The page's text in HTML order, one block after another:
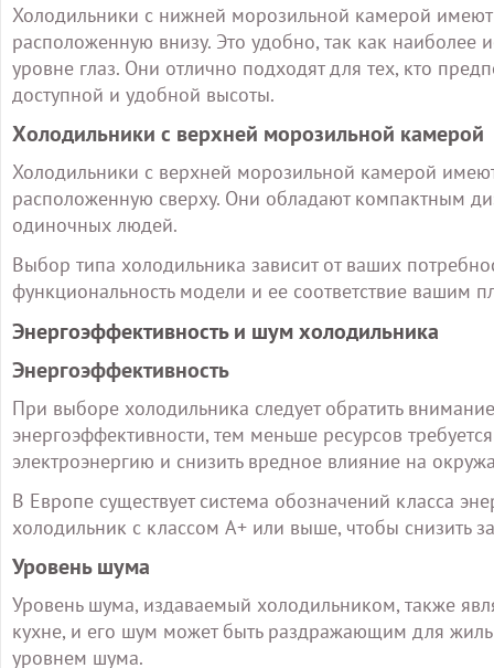
Холодильники с нижней морозильной камерой
расположенную внизу. Это удобно, так как наиболее
уровне глаз. Они отлично подходят для тех, кто
доступной и удобной высоты.
Холодильники с верхней морозильной камерой
Холодильники с верхней морозильной камерой
расположенную сверху. Они обладают компактным
одиночных людей.
Выбор типа холодильника зависит от ваших
функциональность модели и ее соответствие вашим
Энергоэффективность и шум холодильника
Энергоэффективность
При выборе холодильника следует обратить
энергоэффективности, тем меньше ресурсов
электроэнергию и снизить вредное влияние на
В Европе существует система обозначений класса
холодильник с классом A+ или выше, чтобы снизить
Уровень шума
Уровень шума, издаваемый холодильником, также
кухне, и его шум может быть раздражающим для
уровнем шума.